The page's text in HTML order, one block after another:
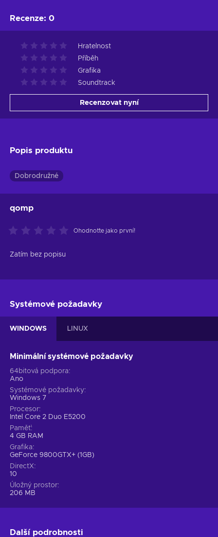
Recenze: 0
Hratelnost
Příběh
Grafika
Soundtrack
Recenzovat nyní
Popis produktu
Dobrodružné
qomp
Ohodnoťte jako první!
Zatím bez popisu
Systémové požadavky
WINDOWS LINUX
Minimální systémové požadavky
64bitová podpora
Ano
Systémové požadavky
Windows 7
Procesor
Intel Core 2 Duo E5200
Paměť
4 GB RAM
Grafika
GeForce 9800GTX+ (1GB)
DirectX
10
Úložný prostor
206 MB
Další podrobnosti